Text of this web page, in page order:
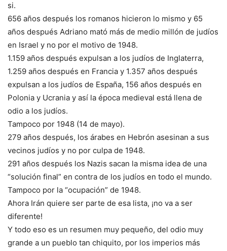
si.
656 años después los romanos hicieron lo mismo y 65
años después Adriano mató más de medio millón de judíos
en Israel y no por el motivo de 1948.
1.159 años después expulsan a los judíos de Inglaterra,
1.259 años después en Francia y 1.357 años después
expulsan a los judíos de España, 156 años después en
Polonia y Ucrania y así la época medieval está llena de
odio a los judíos.
Tampoco por 1948 (14 de mayo).
279 años después, los árabes en Hebrón asesinan a sus
vecinos judíos y no por culpa de 1948.
291 años después los Nazis sacan la misma idea de una
“solución final” en contra de los judíos en todo el mundo.
Tampoco por la “ocupación” de 1948.
Ahora Irán quiere ser parte de esa lista, ¡no va a ser
diferente!
Y todo eso es un resumen muy pequeño, del odio muy
grande a un pueblo tan chiquito, por los imperios más